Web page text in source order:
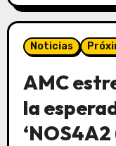
Noticias
AMC
la